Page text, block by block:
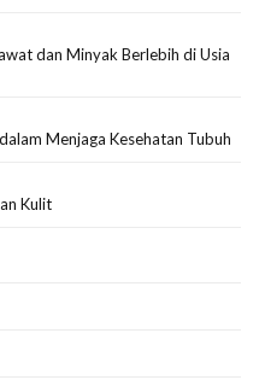
dan Minyak Berlebih di Usia
Menjaga Kesehatan Tubuh
Kulit